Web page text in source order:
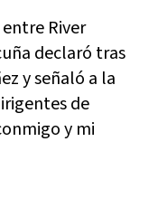
River
declaró tras
y señaló a la
de
y mi